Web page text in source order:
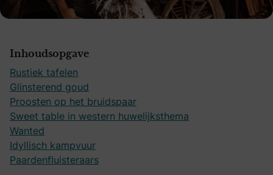
Inhoudsopgave
Rustiek tafelen
Glinsterend goud
Proosten op het bruidspaar
Sweet table in western huwelijksthema
Wanted
Idyllisch kampvuur
Paardenfluisteraars